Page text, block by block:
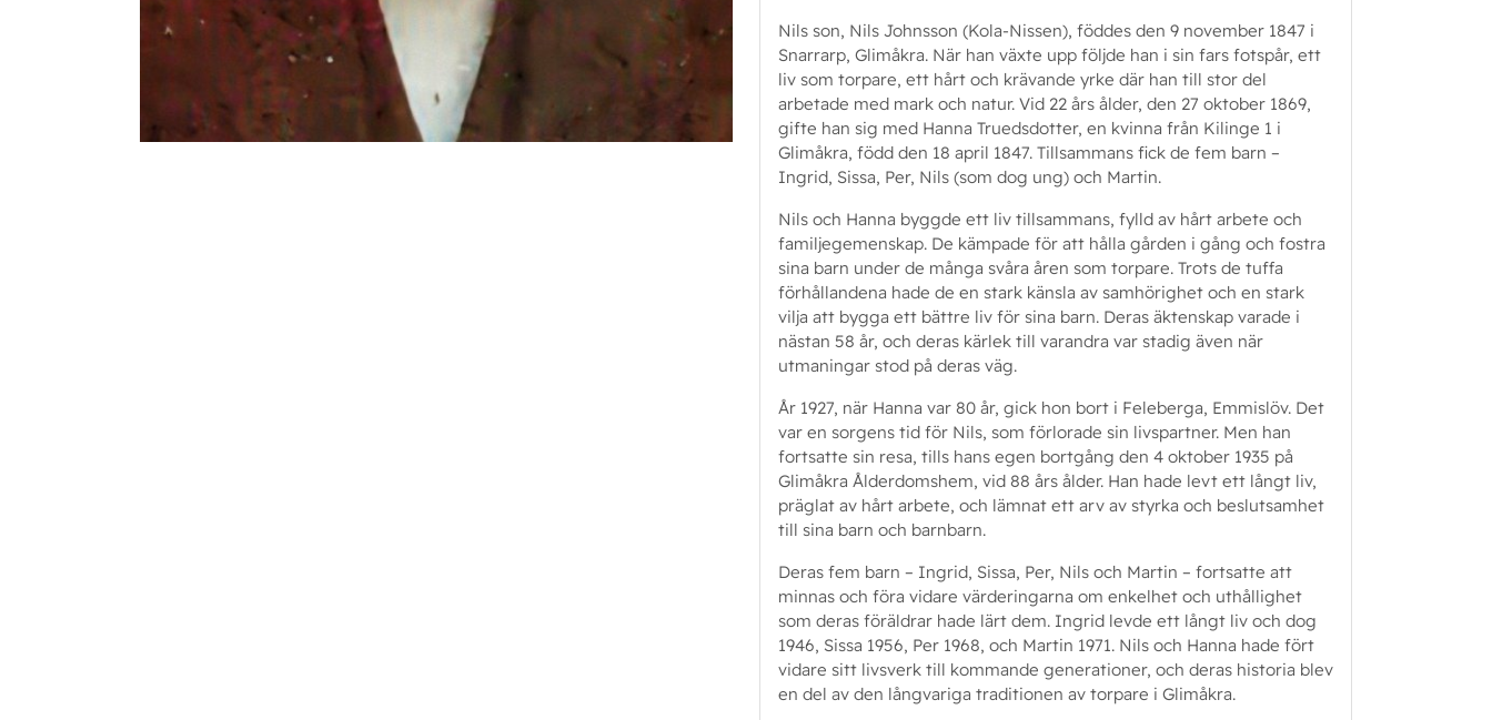
Nils son, Nils Johnsson (Kola-Nissen), föddes den 9 november 1847 i
Snarrarp, Glimåkra. När han växte upp följde han i sin fars fotspår, ett
liv som torpare, ett hårt och krävande yrke där han till stor del
arbetade med mark och natur. Vid 22 års ålder, den 27 oktober 1869,
gifte han sig med Hanna Truedsdotter, en kvinna från Kilinge 1 i
Glimåkra, född den 18 april 1847. Tillsammans fick de fem barn –
Ingrid, Sissa, Per, Nils (som dog ung) och Martin.
Nils och Hanna byggde ett liv tillsammans, fylld av hårt arbete och
familjegemenskap. De kämpade för att hålla gården i gång och fostra
sina barn under de många svåra åren som torpare. Trots de tuffa
förhållandena hade de en stark känsla av samhörighet och en stark
vilja att bygga ett bättre liv för sina barn. Deras äktenskap varade i
nästan 58 år, och deras kärlek till varandra var stadig även när
utmaningar stod på deras väg.
År 1927, när Hanna var 80 år, gick hon bort i Feleberga, Emmislöv. Det
var en sorgens tid för Nils, som förlorade sin livspartner. Men han
fortsatte sin resa, tills hans egen bortgång den 4 oktober 1935 på
Glimåkra Ålderdomshem, vid 88 års ålder. Han hade levt ett långt liv,
präglat av hårt arbete, och lämnat ett arv av styrka och beslutsamhet
till sina barn och barnbarn.
Deras fem barn – Ingrid, Sissa, Per, Nils och Martin – fortsatte att
minnas och föra vidare värderingarna om enkelhet och uthållighet
som deras föräldrar hade lärt dem. Ingrid levde ett långt liv och dog
1946, Sissa 1956, Per 1968, och Martin 1971. Nils och Hanna hade fört
vidare sitt livsverk till kommande generationer, och deras historia blev
en del av den långvariga traditionen av torpare i Glimåkra.